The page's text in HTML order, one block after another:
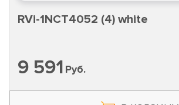
RVi-1NCT4052 (4) white
9 591 Руб.